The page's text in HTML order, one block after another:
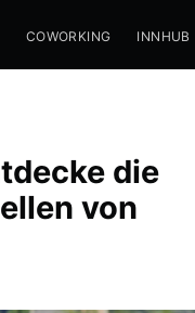
COWORKING INNHUB
die
von